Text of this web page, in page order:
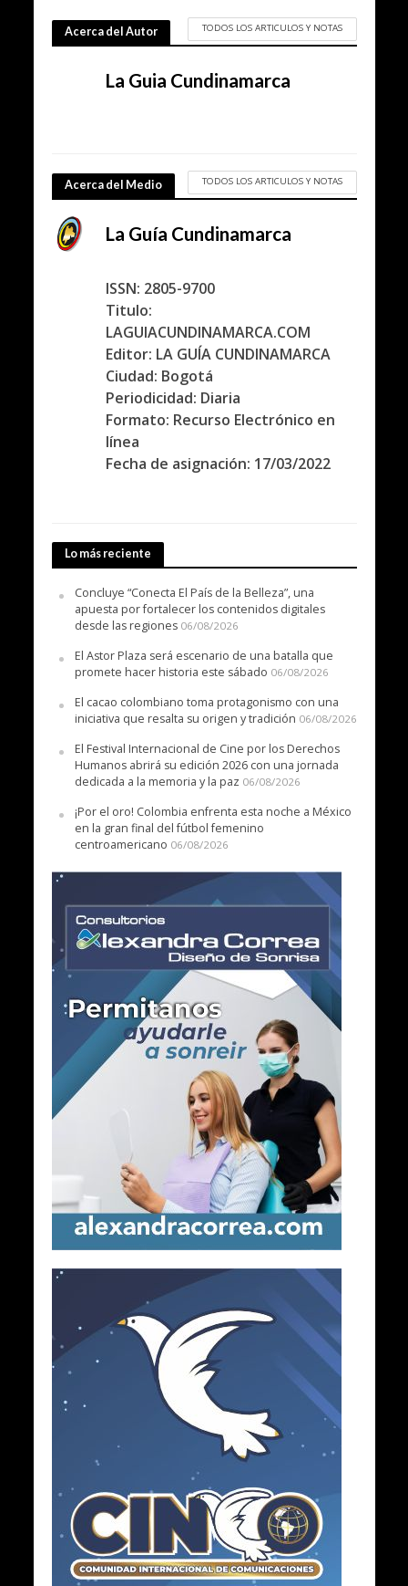
Acerca del Autor TODOS LOS ARTICULOS Y NOTAS
La Guia Cundinamarca
Acerca del Medio TODOS LOS ARTICULOS Y NOTAS
La Guía Cundinamarca
ISSN: 2805-9700
Titulo:
LAGUIACUNDINAMARCA.COM
Editor: LA GUÍA CUNDINAMARCA
Ciudad: Bogotá
Periodicidad: Diaria
Formato: Recurso Electrónico en
línea
Fecha de asignación: 17/03/2022
Lo más reciente
Concluye “Conecta El País de la Belleza”, una
apuesta por fortalecer los contenidos digitales
desde las regiones 06/08/2026
El Astor Plaza será escenario de una batalla que
promete hacer historia este sábado 06/08/2026
El cacao colombiano toma protagonismo con una
iniciativa que resalta su origen y tradición 06/08/2026
El Festival Internacional de Cine por los Derechos
Humanos abrirá su edición 2026 con una jornada
dedicada a la memoria y la paz 06/08/2026
¡Por el oro! Colombia enfrenta esta noche a México
en la gran final del fútbol femenino
centroamericano 06/08/2026